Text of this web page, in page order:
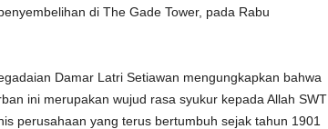
di The Gade Tower, pada Rabu
Damar Latri Setiawan mengungkapkan bahwa
ini merupakan wujud rasa syukur kepada Allah SWT
perusahaan yang terus bertumbuh sejak tahun 1901